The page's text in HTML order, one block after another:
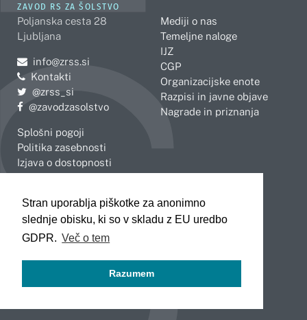
Stran uporablja piškotke za anonimno
slednje obisku, ki so v skladu z EU uredbo
GDPR. Več o tem
Razumem
ZAVOD RS ZA ŠOLSTVO
Poljanska cesta 28
Ljubljana
Pošljite e-mail na
info@zrss.si
Kontakti
Pojdite na Twitter:
@zrss_si
Pojdite na Facebook:
@zavodzasolstvo
Splošni pogoji
Politika zasebnosti
Izjava o dostopnosti
Mediji o nas
Temeljne naloge
IJZ
CGP
Organizacijske enote
Razpisi in javne objave
Nagrade in priznanja
Celje
Koper
Kranj
Novo mesto
Slovenj Gradec